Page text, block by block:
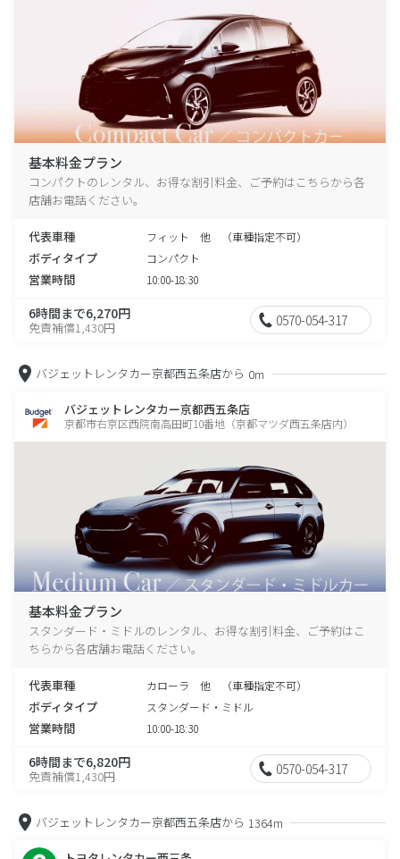
基本料金プラン
コンパクトのレンタル、お得な割引料金、ご予約はこちらから各
店舗お電話ください。
代表車種 フィット 他 （車種指定不可）
ボディタイプ コンパクト
営業時間 10:00-18:30
6時間まで6,270円
免責補償1,430円 0570-054-317
バジェットレンタカー京都西五条店から 0m
バジェットレンタカー京都西五条店
京都市右京区西院南高田町10番地（京都マツダ西五条店内）
基本料金プラン
スタンダード・ミドルのレンタル、お得な割引料金、ご予約はこ
ちらから各店舗お電話ください。
代表車種 カローラ 他 （車種指定不可）
ボディタイプ スタンダード・ミドル
営業時間 10:00-18:30
6時間まで6,820円
免責補償1,430円 0570-054-317
バジェットレンタカー京都西五条店から 1364m